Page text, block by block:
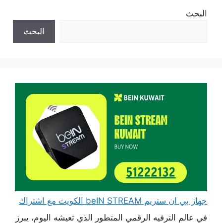
البحث
البحث
جهاز بي ان ستريم beIN STREAM الكويت مع اشتراك
في عالم الترفيه الرقمي المتطور الذي تعيشه اليوم، يبرز